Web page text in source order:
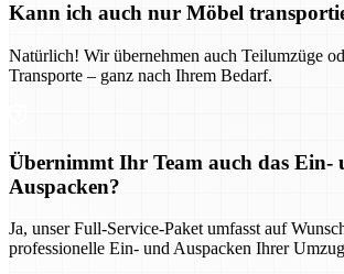
Kann ich auch nur Möbel
Natürlich! Wir übernehmen auch Teilumzüge
Transporte – ganz nach Ihrem Bedarf.
Übernimmt Ihr Team auch das Ein-
Auspacken?
Ja, unser Full-Service-Paket umfasst auf
professionelle Ein- und Auspacken Ihrer